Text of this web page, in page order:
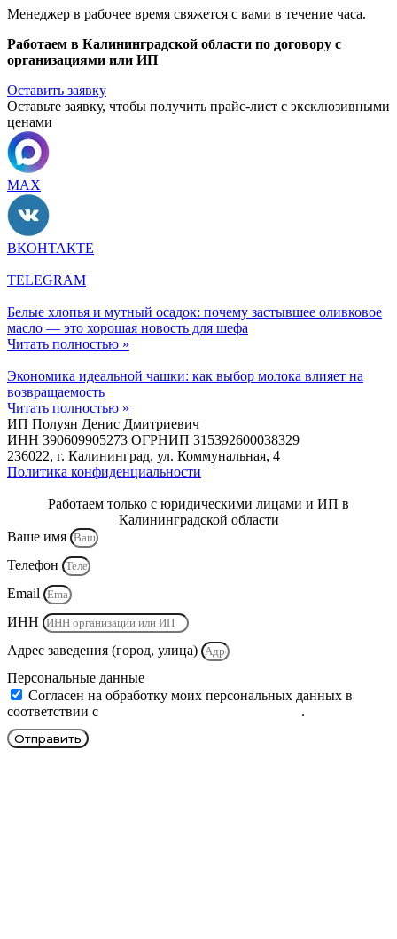
Менеджер в рабочее время свяжется с вами в течение часа.
Работаем в Калининградской области по договору с
организациями или ИП
Оставить заявку
Оставьте заявку, чтобы получить прайс-лист с эксклюзивными
ценами
MAX
ВКОНТАКТЕ
TELEGRAM
Белые хлопья и мутный осадок: почему застывшее оливковое
масло — это хорошая новость для шефа
Читать полностью »
Экономика идеальной чашки: как выбор молока влияет на
возвращаемость
Читать полностью »
ИП Полуян Денис Дмитриевич
ИНН 390609905273 ОГРНИП 315392600038329
236022, г. Калининград, ул. Коммунальная, 4
Политика конфиденциальности
Работаем только с юридическими лицами и ИП в
Калининградской области
Ваше имя
Телефон
Email
ИНН
Адрес заведения (город, улица)
Персональные данные
Согласен на обработку моих персональных данных в
соответствии с
.
Отправить